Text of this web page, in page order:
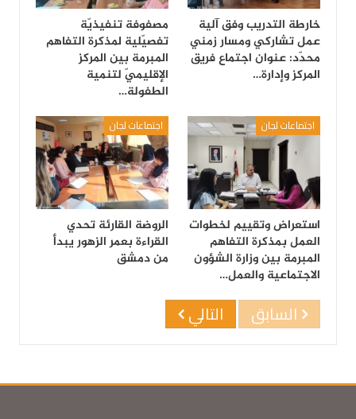
خارطة التدريب وفق آلية
عمل تشاركي ومسار زمني
محدّد: عنوان اجتماع فريق
المركز وإدارة…
مصفوفة تنفيذيّة
تفصيّلية لمذكرة التفاهم
المبرمة بين المركز
الإقليميّ لتنمية
الطفولة…
اجتماعات لجان
استعراض وتقييم لخطوات
العمل بمذكرة التفاهم
المبرمة بين وزارة الشؤون
الاجتماعية والعمل…
اجتماعات لجان
الروضة القارئة تحدي
القراءة بعمر الزهور يبدأ
من دمشق
السابق التالي